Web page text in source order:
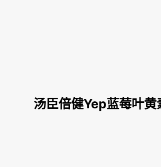
汤臣倍健Yep蓝莓叶黄